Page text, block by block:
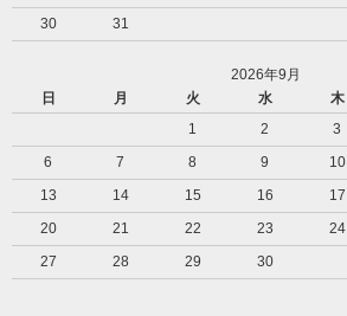
30
31
2026年9月
日
月 火 水 木
1
2 3
6
7 8 9 10
13
14 15 16 17
20
21 22 23 24
27
28 29 30